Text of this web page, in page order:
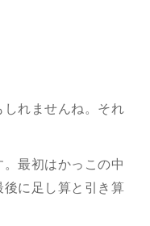
れませんね。それ
最初はかっこの中
後に足し算と引き算